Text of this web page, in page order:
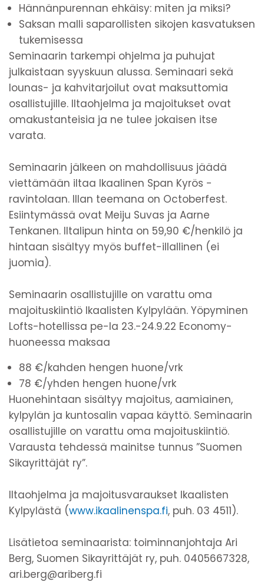
Hännänpurennan ehkäisy: miten ja miksi?
Saksan malli saparollisten sikojen kasvatuksen
tukemisessa
Seminaarin tarkempi ohjelma ja puhujat
julkaistaan syyskuun alussa. Seminaari sekä
lounas- ja kahvitarjoilut ovat maksuttomia
osallistujille. Iltaohjelma ja majoitukset ovat
omakustanteisia ja ne tulee jokaisen itse
varata.
Seminaarin jälkeen on mahdollisuus jäädä
viettämään iltaa Ikaalinen Span Kyrös -
ravintolaan. Illan teemana on Octoberfest.
Esiintymässä ovat Meiju Suvas ja Aarne
Tenkanen. Iltalipun hinta on 59,90 €/henkilö ja
hintaan sisältyy myös buffet-illallinen (ei
juomia).
Seminaarin osallistujille on varattu oma
majoituskiintiö Ikaalisten Kylpylään. Yöpyminen
Lofts-hotellissa pe-la 23.-24.9.22 Economy-
huoneessa maksaa
88 €/kahden hengen huone/vrk
78 €/yhden hengen huone/vrk
Huonehintaan sisältyy majoitus, aamiainen,
kylpylän ja kuntosalin vapaa käyttö. Seminaarin
osallistujille on varattu oma majoituskiintiö.
Varausta tehdessä mainitse tunnus ”Suomen
Sikayrittäjät ry”.
Iltaohjelma ja majoitusvaraukset Ikaalisten
Kylpylästä (www.ikaalinenspa.fi, puh. 03 4511).
Lisätietoa seminaarista: toiminnanjohtaja Ari
Berg, Suomen Sikayrittäjät ry, puh. 0405667328,
ari.berg@ariberg.fi